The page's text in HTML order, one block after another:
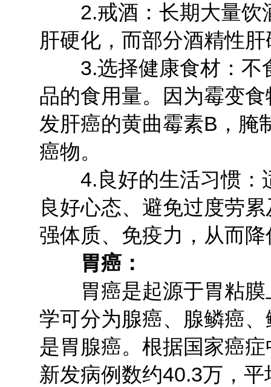
2.戒酒：长期大量饮
肝硬化，而部分酒精性
3.选择健康食材：不
品的食用量。因为霉变
发肝癌的黄曲霉素B，腌
癌物。
4.良好的生活习惯：
良好心态、避免过度劳
强体质、免疫力，从而
胃癌：
胃癌是起源于胃粘膜
学可分为腺癌、腺鳞癌
是胃腺癌。根据国家癌
新发病例数约40.3万，